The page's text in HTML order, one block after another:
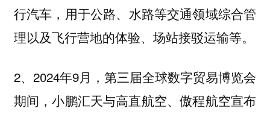
行汽车 ，用于公路、水路等交通领域综合管
理以及飞行营地的体验、场站接驳运输等。
2、2024年9月，第三届全球数字贸易博览会
期间，小鹏汇天与高直航空、傲程航空宣布